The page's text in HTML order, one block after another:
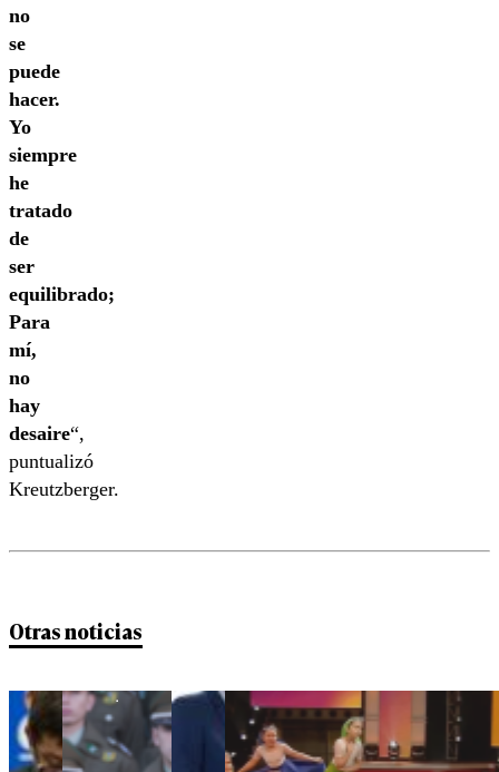
no
se
puede
hacer.
Yo
siempre
he
tratado
de
ser
equilibrado;
Para
mí,
no
hay
desaire“,
puntualizó
Kreutzberger.
Otras noticias